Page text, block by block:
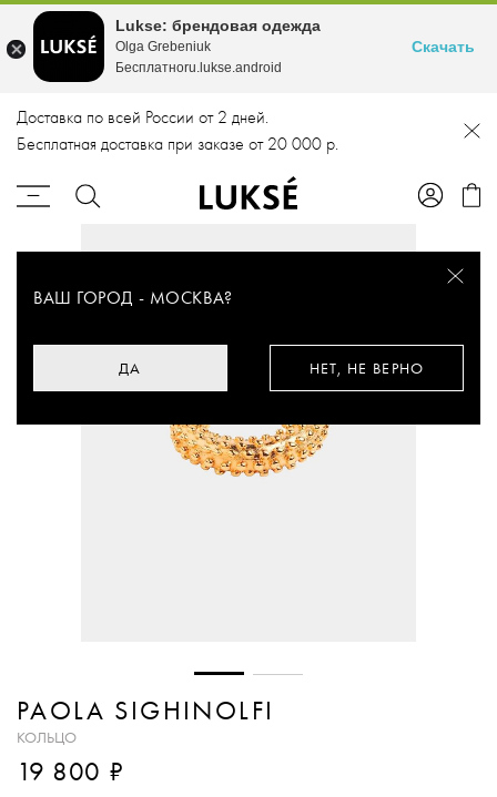
Доставка по всей России от 2 дней.
Бесплатная доставка при заказе от 20 000 р.
ВАШ ГОРОД - МОСКВА?
ДА НЕТ, НЕ ВЕРНО
PAOLA SIGHINOLFI
КОЛЬЦО
19 800 ₽
Lukse: брендовая одежда
Olga Grebeniuk
Бесплатноru.lukse.android
Скачать